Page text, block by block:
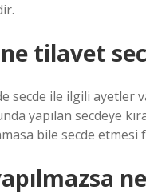
tilavet
secde ile ilgili ayetler
yapılan secdeye
bile secde etmesi